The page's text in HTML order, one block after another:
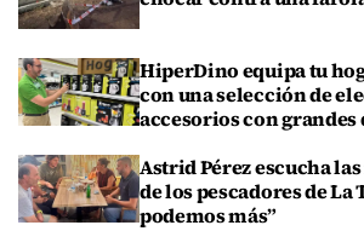
HiperDino equipa tu
con una selección de
accesorios con grandes
Astrid Pérez escucha
de los pescadores de La
podemos más”